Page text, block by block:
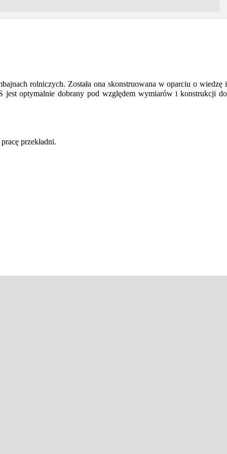
rolniczych. Została ona skonstruowana w oparciu o wiedzę i
optymalnie dobrany pod względem wymiarów i konstrukcji do
przekładni.